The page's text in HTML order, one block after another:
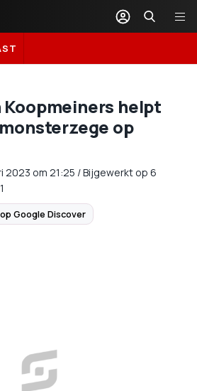
Koopmeiners helpt
op
2023 om 21:25 /Bijgewerkt op 6
Google Discover